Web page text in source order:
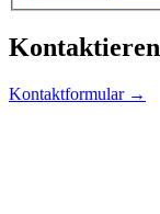
Kontaktieren
Kontaktformular →